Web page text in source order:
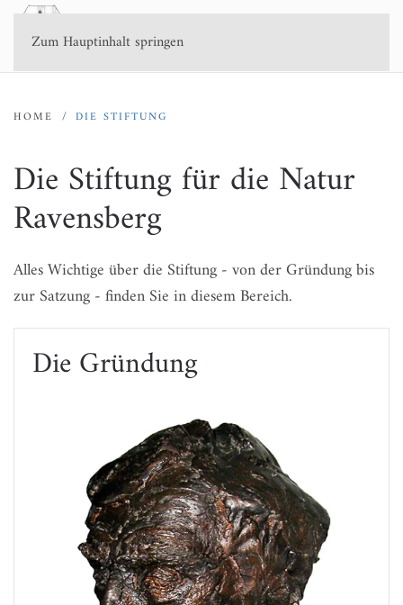
Zum Hauptinhalt springen
HOME DIE STIFTUNG
Die Stiftung für die Natur
Ravensberg
Alles Wichtige über die Stiftung - von der Gründung bis
zur Satzung - finden Sie in diesem Bereich.
Die Gründung